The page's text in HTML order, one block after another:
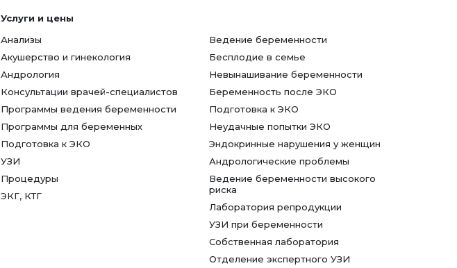
Услуги и цены
Анализы
Акушерство и гинекология
Андрология
Консультации врачей-специалистов
Программы ведения беременности
Программы для беременных
Подготовка к ЭКО
УЗИ
Процедуры
ЭКГ, КТГ
Ведение беременности
Бесплодие в семье
Невынашивание беременности
Беременность после ЭКО
Подготовка к ЭКО
Неудачные попытки ЭКО
Эндокринные нарушения у женщин
Андрологические проблемы
Ведение беременности высокого
риска
Лаборатория репродукции
УЗИ при беременности
Собственная лаборатория
Отделение экспертного УЗИ